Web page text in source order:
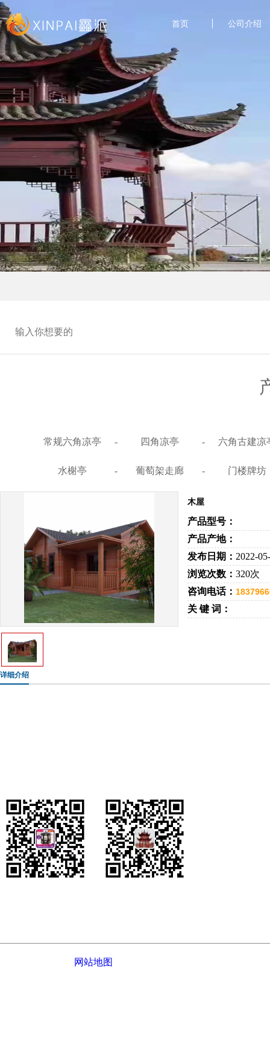
首页 公司介绍
常规六角凉亭 - 四角凉亭 - 六角古建凉
水榭亭 - 葡萄架走廊 - 门楼牌坊
木屋
产品型号：
产品产地：
发布日期： 2022-
浏览次数： 320次
咨询电话：
关 键 词：
详细介绍
网站地图